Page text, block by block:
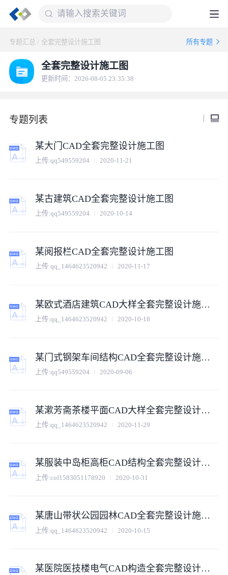
专题汇总 / 全套完整设计施工图 所有专题
全套完整设计施工图
更新时间：2026-08-05 23:35:38
专题列表
某大门CAD全套完整设计施工图
上传:qq549559204 2020-11-21
某古建筑CAD全套完整设计施工图
上传:qq549559204 2020-10-14
某阅报栏CAD全套完整设计施工图
上传:qq_1464623520942 2020-11-17
某欧式酒店建筑CAD大样全套完整设计施工图
上传:qq_1464623520942 2020-10-18
某门式钢架车间结构CAD全套完整设计施工图
上传:qq549559204 2020-09-06
某漱芳斋茶楼平面CAD大样全套完整设计施工图
上传:qq_1464623520942 2020-11-29
某服装中岛柜高柜CAD结构全套完整设计施工图
上传:cof1583051178920 2020-10-31
某唐山带状公园园林CAD全套完整设计施工图电气设计
上传:qq_1464623520942 2020-10-15
某医院医技楼电气CAD构造全套完整设计施工图系统图